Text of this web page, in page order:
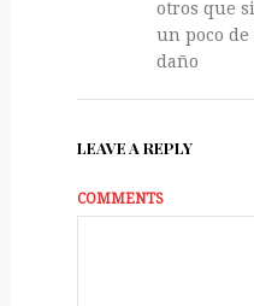
otros que
un poco
daño
LEAVE A REPLY
COMMENTS